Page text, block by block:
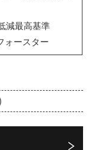
減最高基準
ースター